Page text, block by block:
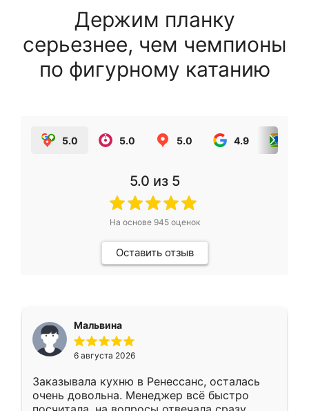
Держим планку
серьезнее, чем чемпионы
по фигурному катанию
5.0 5.0 5.0 4.9
5.0 из 5
На основе 945оценок
Оставить отзыв
Мальвина
6 августа 2026
Заказывала кухню в Ренессанс, осталась
очень довольна. Менеджер всё быстро